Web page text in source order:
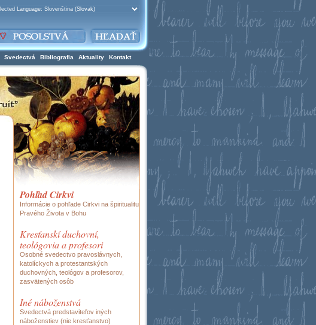
Svedectvá Bibliografia Aktuality Kontakt
Pohľad Cirkvi
Informácie o pohľade Cirkvi na špiritualitu
Pravého Života v Bohu
Kresťanskí duchovní,
teológovia a profesori
Osobné svedectvo pravoslávnych,
katolíckych a protestantských
duchovných, teológov a profesorov,
zasvätených osôb
Iné náboženstvá
Svedectvá predstaviteľov iných
náboženstiev (nie kresťanstvo)